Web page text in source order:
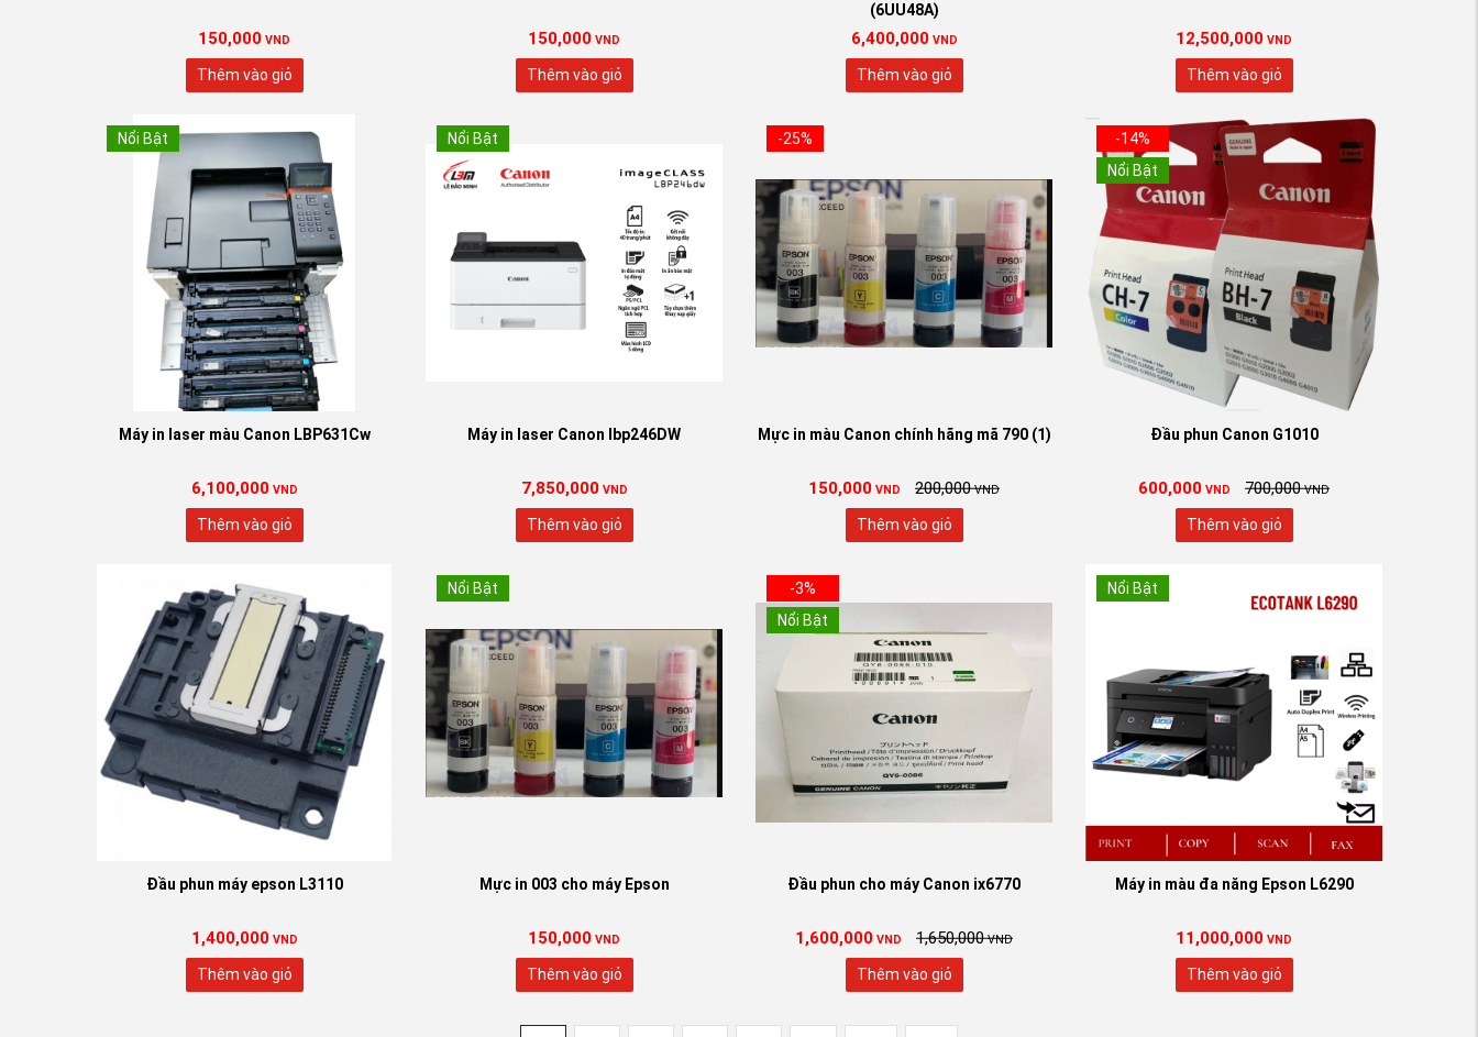
150,000 VND
Thêm vào giỏ
150,000 VND
Thêm vào giỏ
(6UU48A)
6,400,000 VND
Thêm vào giỏ
12,500,000 VND
Thêm vào giỏ
Nổi Bật
Máy in laser màu Canon LBP631Cw
6,100,000 VND
Thêm vào giỏ
Nổi Bật
Máy in laser Canon lbp246DW
7,850,000 VND
Thêm vào giỏ
-25%
Mực in màu Canon chính hãng mã 790 (1)
150,000 VND 200,000 VND
Thêm vào giỏ
-14%
Nổi Bật
Đầu phun Canon G1010
600,000 VND 700,000 VND
Thêm vào giỏ
Đầu phun máy epson L3110
1,400,000 VND
Thêm vào giỏ
Nổi Bật
Mực in 003 cho máy Epson
150,000 VND
Thêm vào giỏ
-3%
Nổi Bật
Đầu phun cho máy Canon ix6770
1,600,000 VND 1,650,000 VND
Thêm vào giỏ
Nổi Bật
Máy in màu đa năng Epson L6290
11,000,000 VND
Thêm vào giỏ